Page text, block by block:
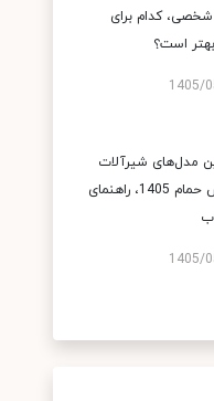
شخصی، کدام برای
است؟
1405/
مدل‌های شیرآلات
لوکس حمام 1405، راهنمای
1405/